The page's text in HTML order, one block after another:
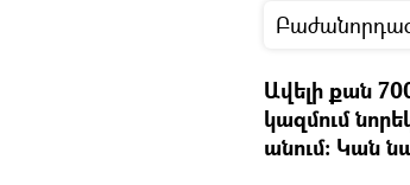
Ավելի քան
կազմում
անում։ Կան